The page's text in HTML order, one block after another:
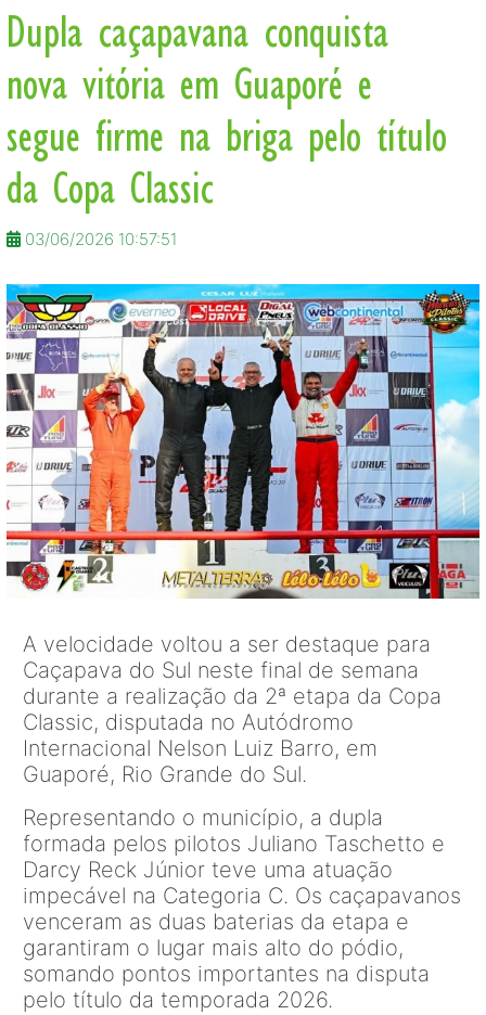
Dupla caçapavana conquista
nova vitória em Guaporé e
segue firme na briga pelo título
da Copa Classic
03/06/2026 10:57:51
A velocidade voltou a ser destaque para
Caçapava do Sul neste final de semana
durante a realização da 2ª etapa da Copa
Classic, disputada no Autódromo
Internacional Nelson Luiz Barro, em
Guaporé, Rio Grande do Sul.
Representando o município, a dupla
formada pelos pilotos Juliano Taschetto e
Darcy Reck Júnior teve uma atuação
impecável na Categoria C. Os caçapavanos
venceram as duas baterias da etapa e
garantiram o lugar mais alto do pódio,
somando pontos importantes na disputa
pelo título da temporada 2026.